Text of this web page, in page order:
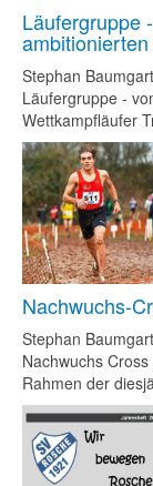
Läufergruppe
Stephan
Läufergruppe -
Wettkampfläufer
Nachwuchs-
Stephan
Nachwuchs
Rahmen der